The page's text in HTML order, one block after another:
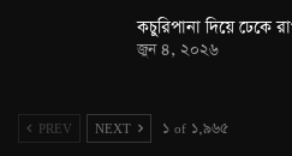
কচুরিপানা দিয়ে ঢেকে
জুন ৪, ২০২৬
PREV NEXT ১ of ১,৯৬৫